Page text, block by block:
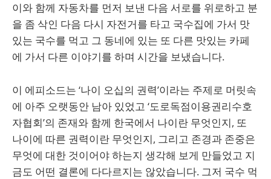
이와 함께 자동차를 먼저 보낸 다음 서로를 위로하고 분
을 좀 삭인 다음 다시 자전거를 타고 국수집에 가서 맛
있는 국수를 먹고 그 동네에 있는 또 다른 맛있는 카페
에 가서 다른 이야기를 하며 시간을 보냈습니다.
이 에피소드는 ‘나이 오십의 권력’이라는 주제로 머릿속
에 아주 오랫동안 남아 있었고 ‘도로독점이용권리수호
자협회’의 존재와 함께 한국에서 나이란 무엇인지, 또
나이에 따른 권력이란 무엇인지, 그리고 존경과 존중은
무엇에 대한 것이어야 하는지 생각해 보게 만들었고 지
금도 어떤 결론에 다다르지는 않았습니다. 그저 국수 먹